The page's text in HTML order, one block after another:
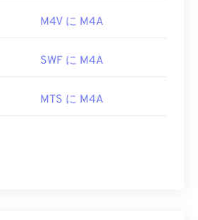
M4V に M4A
SWF に M4A
MTS に M4A